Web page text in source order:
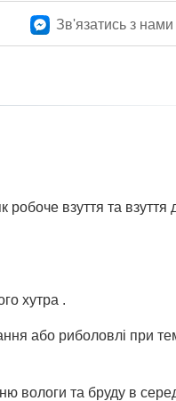
Зв'язатись з нами
робоче взуття та взуття
хутра .
або риболовлі при
вологи та бруду в